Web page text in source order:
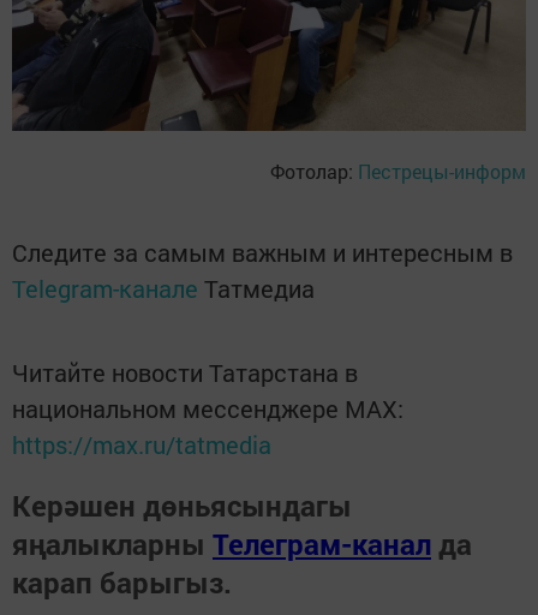
Фотолар: Пестрецы-информ
Следите за самым важным и интересным в
Telegram-канале Татмедиа
Читайте новости Татарстана в
национальном мессенджере MАХ:
https://max.ru/tatmedia
Керәшен дөньясындагы
яңалыкларны Телеграм-канал да
карап барыгыз.